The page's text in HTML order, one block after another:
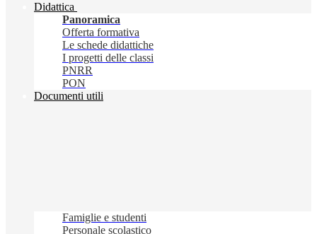
Didattica
Panoramica
Offerta formativa
Le schede didattiche
I progetti delle classi
PNRR
PON
Documenti utili
Famiglie e studenti
Personale scolastico